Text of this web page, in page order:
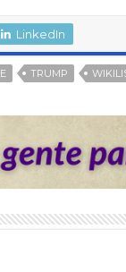
LinkedIn
TRUMP